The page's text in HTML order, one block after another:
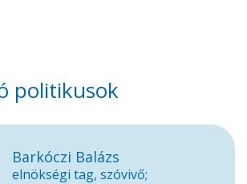
politikusok
Barkóczi Balázs
elnökségi tag, szóvivő;